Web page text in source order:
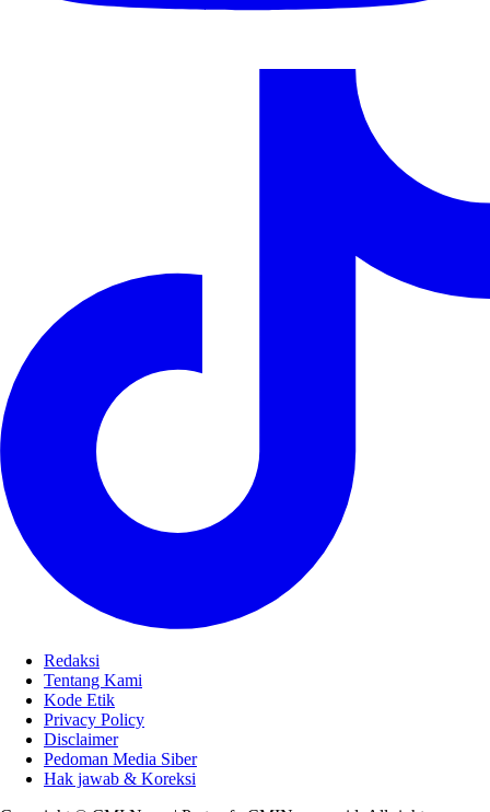
Redaksi
Tentang Kami
Kode Etik
Privacy Policy
Disclaimer
Pedoman Media Siber
Hak jawab & Koreksi